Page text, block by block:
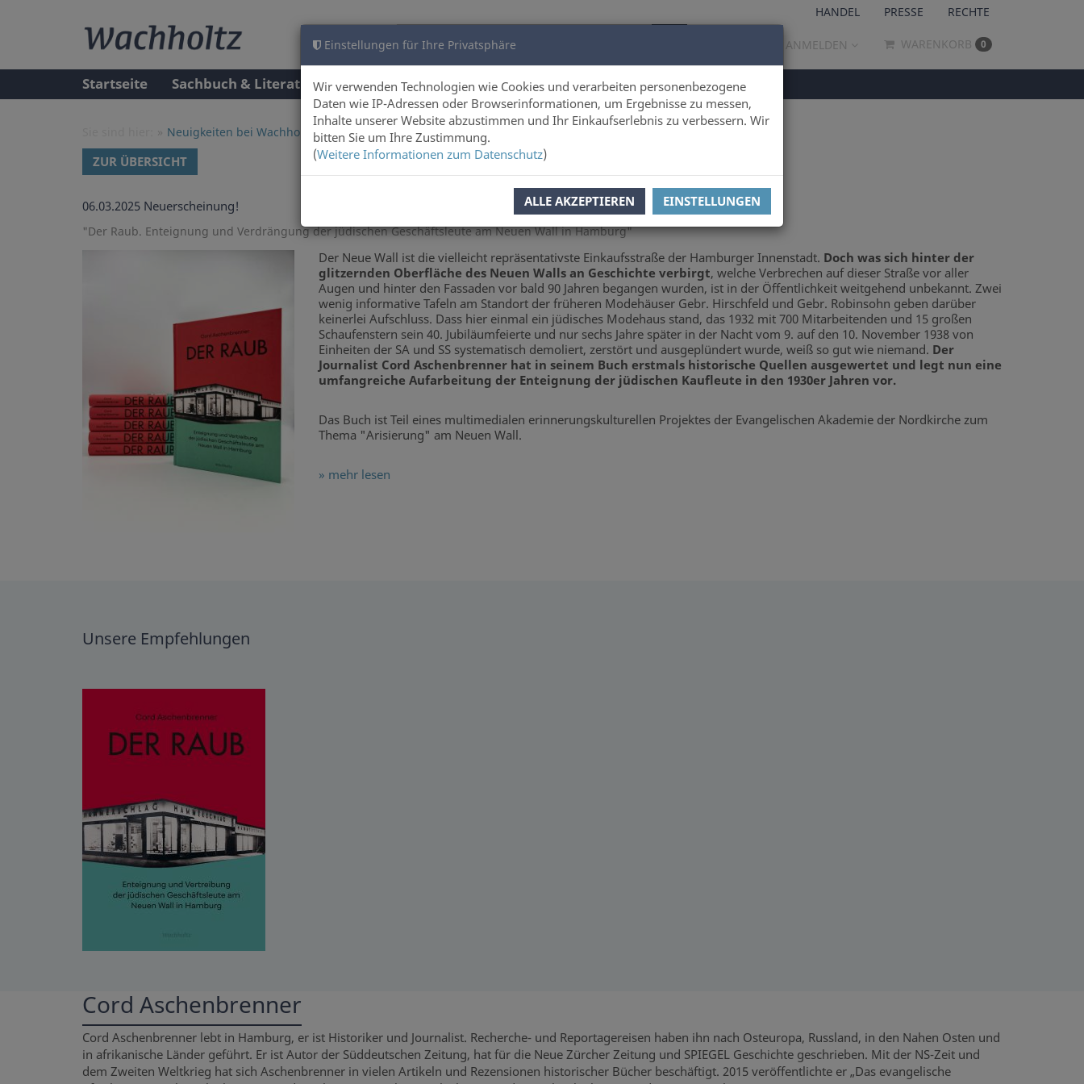
Einstellungen für Ihre Privatsphäre
Wir verwenden Technologien wie Cookies und verarbeiten personenbezogene
Daten wie IP-Adressen oder Browserinformationen, um Ergebnisse zu messen,
Inhalte unserer Website abzustimmen und Ihr Einkaufserlebnis zu verbessern. Wir
bitten Sie um Ihre Zustimmung.
(Weitere Informationen zum Datenschutz)
ALLE AKZEPTIEREN EINSTELLUNGEN
HANDEL PRESSE RECHTE
ANMELDEN WARENKORB 0
Startseite Sachbuch & Literatur Autoren Über uns
Neuigkeiten bei Wachholtz Verlag Online-Shop
ZUR ÜBERSICHT
06.03.2025 Neuerscheinung!
"Der Raub. Enteignung und Verdrängung der jüdischen Geschäftsleute am Neuen Wall in Hamburg"
Der Neue Wall ist die vielleicht repräsentativste Einkaufsstraße der Hamburger Innenstadt. Doch was sich hinter der
glitzernden Oberfläche des Neuen Walls an Geschichte verbirgt, welche Verbrechen auf dieser Straße vor aller
Augen und hinter den Fassaden vor bald 90 Jahren begangen wurden, ist in der Öffentlichkeit weitgehend unbekannt. Zwei
wenig informative Tafeln am Standort der früheren Modehäuser Gebr. Hirschfeld und Gebr. Robinsohn geben darüber
keinerlei Aufschluss. Dass hier einmal ein jüdisches Modehaus stand, das 1932 mit 700 Mitarbeitenden und 15 großen
Schaufenstern sein 40. Jubiläumfeierte und nur sechs Jahre später in der Nacht vom 9. auf den 10. November 1938 von
Einheiten der SA und SS systematisch demoliert, zerstört und ausgeplündert wurde, weiß so gut wie niemand. Der
Journalist Cord Aschenbrenner hat in seinem Buch erstmals historische Quellen ausgewertet und legt nun eine
umfangreiche Aufarbeitung der Enteignung der jüdischen Kaufleute in den 1930er Jahren vor.
Das Buch ist Teil eines multimedialen erinnerungskulturellen Projektes der Evangelischen Akademie der Nordkirche zum
Thema "Arisierung" am Neuen Wall.
» mehr lesen
Unsere Empfehlungen
Cord Aschenbrenner
Cord Aschenbrenner lebt in Hamburg, er ist Historiker und Journalist. Recherche- und Reportagereisen haben ihn nach Osteuropa, Russland, in den Nahen Osten und
in afrikanische Länder geführt. Er ist Autor der Süddeutschen Zeitung, hat für die Neue Zürcher Zeitung und SPIEGEL Geschichte geschrieben. Mit der NS-Zeit und
dem Zweiten Weltkrieg hat sich Aschenbrenner in vielen Artikeln und Rezensionen historischer Bücher beschäftigt. 2015 veröffentlichte er „Das evangelische